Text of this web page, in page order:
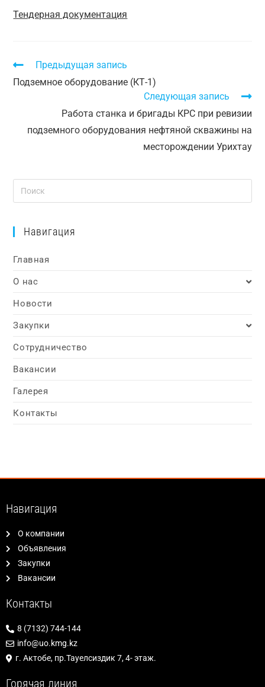
Тендерная документация
Предыдущая запись
Подземное оборудование (КТ-1)
Следующая запись
Работа станка и бригады КРС при ревизии
подземного оборудования нефтяной скважины на
месторождении Урихтау
Навигация
Главная
О нас
Новости
Закупки
Сотрудничество
Вакансии
Галерея
Контакты
Навигация
О компании
Объявления
Закупки
Вакансии
Контакты
8 (7132) 744-144
info@uo.kmg.kz
г. Актобе, пр.Тауелсиздик 7, 4- этаж.
Горячая линия